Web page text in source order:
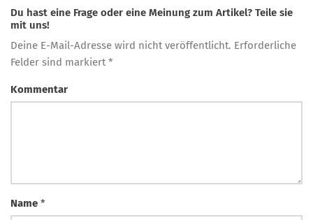
Du hast eine Frage oder eine Meinung zum Artikel? Teile sie
mit uns!
Deine E-Mail-Adresse wird nicht veröffentlicht. Erforderliche
Felder sind markiert *
Kommentar
Name *